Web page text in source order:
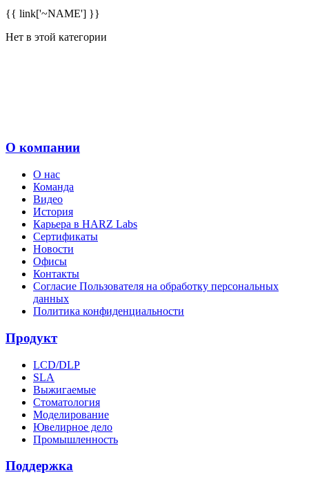
{{ link['~NAME'] }}
Нет в этой категории
О компании
О нас
Команда
Видео
История
Карьера в HARZ Labs
Сертификаты
Новости
Офисы
Контакты
Согласие Пользователя на обработку персональных
данных
Политика конфиденциальности
Продукт
LCD/DLP
SLA
Выжигаемые
Стоматология
Моделирование
Ювелирное дело
Промышленность
Поддержка